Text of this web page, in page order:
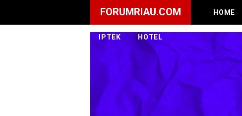
FORUMRIAU.COM HOME
IPTEK HOTEL